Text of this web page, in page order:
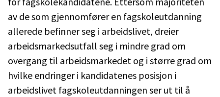
av de som gjennomfører en fagskoleutdanning
allerede befinner seg i arbeidslivet, dreier
arbeidsmarkedsutfall seg i mindre grad om
overgang til arbeidsmarkedet og i større grad om
hvilke endringer i kandidatenes posisjon i
arbeidslivet fagskoleutdanningen ser ut til å